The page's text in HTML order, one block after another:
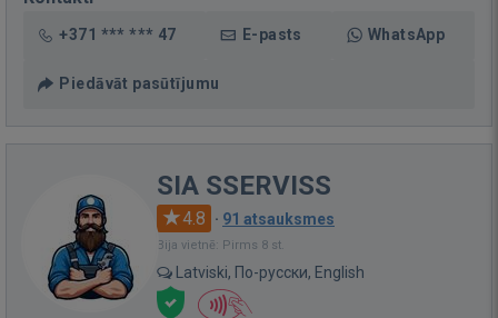
+371 *** *** 47 E-pasts WhatsApp
Piedāvāt pasūtījumu
SIA SSERVISS
4.8 · 91 atsauksmes
Bija vietnē: Pirms 8 st.
Latviski, По-русски, English